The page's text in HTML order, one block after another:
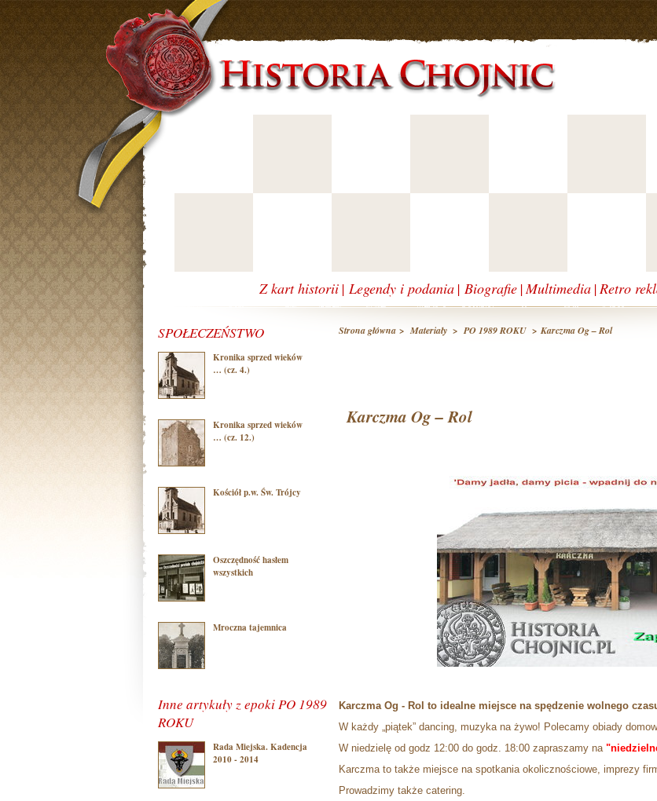
Z kart historii | Legendy i podania | Biografie |Multimedia |Retro
SPOŁECZEŃSTWO
Kronika sprzed wieków
… (cz. 4.)
Kronika sprzed wieków
… (cz. 12.)
Kościół p.w. Św. Trójcy
Oszczędność hasłem
wszystkich
Mroczna tajemnica
Inne artykuły z epoki PO 1989
ROKU
Rada Miejska. Kadencja
2010 - 2014
Strona główna >Materiały >PO 1989 ROKU > Karczma Og – Rol
Karczma Og – Rol
Karczma Og - Rol to idealne miejsce na spędzenie wolnego
W każdy „piątek” dancing, muzyka na żywo! Polecamy obiady
W niedzielę od godz 12:00 do godz. 18:00 zapraszamy na
Karczma to także miejsce na spotkania okolicznościowe, imprezy
Prowadzimy także catering.